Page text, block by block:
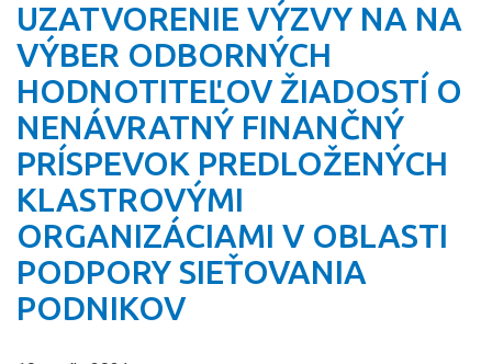
UZATVORENIE VÝZVY NA NA
VÝBER ODBORNÝCH
HODNOTITEĽOV ŽIADOSTÍ O
NENÁVRATNÝ FINANČNÝ
PRÍSPEVOK PREDLOŽENÝCH
KLASTROVÝMI
ORGANIZÁCIAMI V OBLASTI
PODPORY SIEŤOVANIA
PODNIKOV